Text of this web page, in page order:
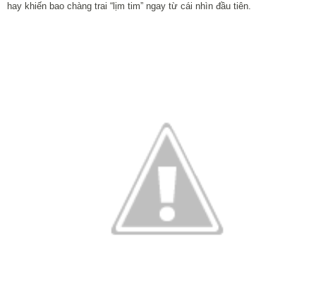
hay khiến bao chàng trai “lịm tim” ngay từ cái nhìn đầu tiên.